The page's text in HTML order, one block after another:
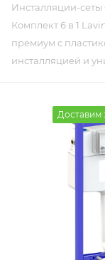
Инсталляции-сеты
Комплект 6 в 1
премиум с
инсталляцией и
Доставим